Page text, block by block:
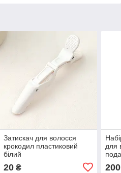
Затискач для волосся
крокодил пластиковий
білий
20₴
для
200